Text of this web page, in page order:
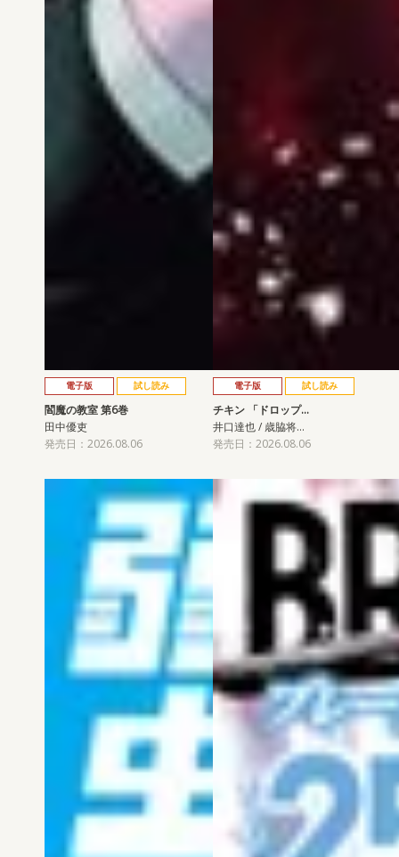
電子版 試し読み
閻魔の教室 第6巻
田中優吏
発売日：2026.08.06
電子版 試し読み
チキン 「ドロップ…
井口達也 / 歳脇将…
発売日：2026.08.06